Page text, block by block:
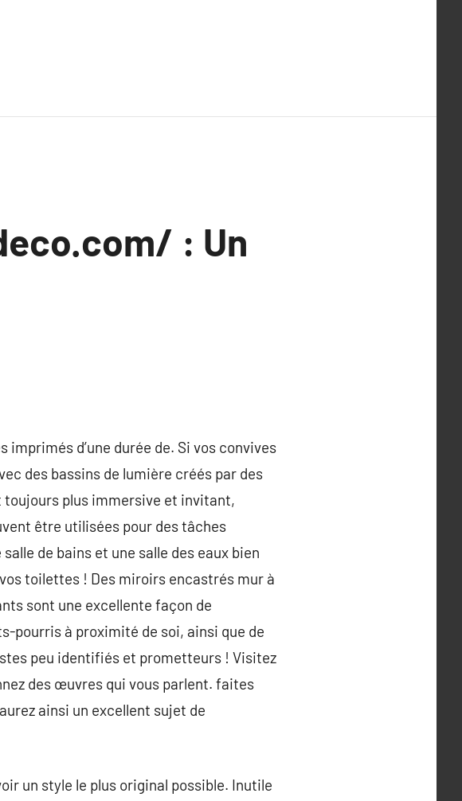
: Un
d’une durée de. Si vos convives
des bassins de lumière créés par des
toujours plus immersive et invitant,
être utilisées pour des tâches
de bains et une salle des eaux bien
toilettes ! Des miroirs encastrés mur à
sont une excellente façon de
pourris à proximité de soi, ainsi que de
peu identifiés et prometteurs ! Visitez
des œuvres qui vous parlent. faites
ainsi un excellent sujet de
un style le plus original possible. Inutile